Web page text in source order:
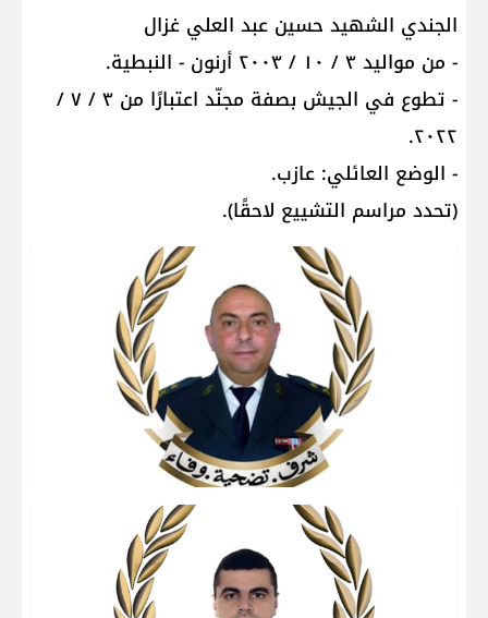
الجندي الشهيد حسين عبد العلي غزال
- من مواليد ٣ / ١٠ / ٢٠٠٣ أرنون - النبطية.
- تطوع في الجيش بصفة مجنّد اعتبارًا من ٣ / ٧ /
٢٠٢٢.
- الوضع العائلي: عازب.
(تحدد مراسم التشييع لاحقًا).